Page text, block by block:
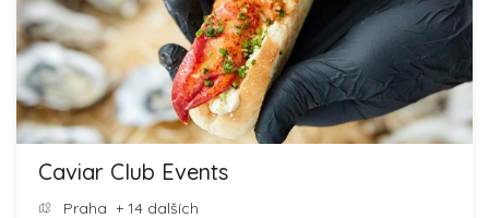
Caviar Club Events
Praha + 14 dalších